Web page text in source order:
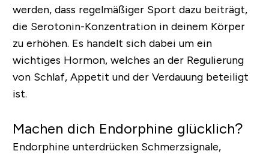
werden, dass regelmäßiger Sport dazu beiträgt,
die Serotonin-Konzentration in deinem Körper
zu erhöhen. Es handelt sich dabei um ein
wichtiges Hormon, welches an der Regulierung
von Schlaf, Appetit und der Verdauung beteiligt
ist.
Machen dich Endorphine glücklich?
Endorphine unterdrücken Schmerzsignale,